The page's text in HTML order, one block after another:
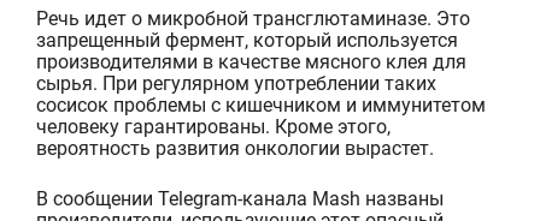
Речь идет о микробной трансглютаминазе. Это
запрещенный фермент, который используется
производителями в качестве мясного клея для
сырья. При регулярном употреблении таких
сосисок проблемы с кишечником и иммунитетом
человеку гарантированы. Кроме этого,
вероятность развития онкологии вырастет.
В сообщении Telegram-канала Mash названы